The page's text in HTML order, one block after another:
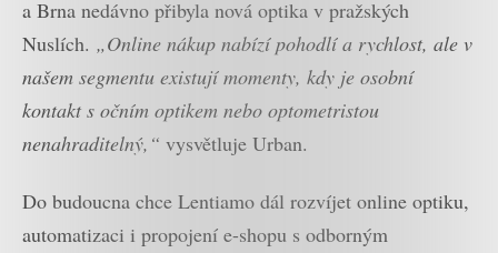
a Brna nedávno přibyla nová optika v pražských
Nuslích. „Online nákup nabízí pohodlí a rychlost, ale v
našem segmentu existují momenty, kdy je osobní
kontakt s očním optikem nebo optometristou
nenahraditelný,“ vysvětluje Urban.
Do budoucna chce Lentiamo dál rozvíjet online optiku,
automatizaci i propojení e-shopu s odborným